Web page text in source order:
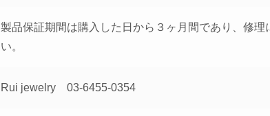
製品保証期間は購入した日から３ヶ月間であり、修
い。
Rui jewelry 03-6455-0354